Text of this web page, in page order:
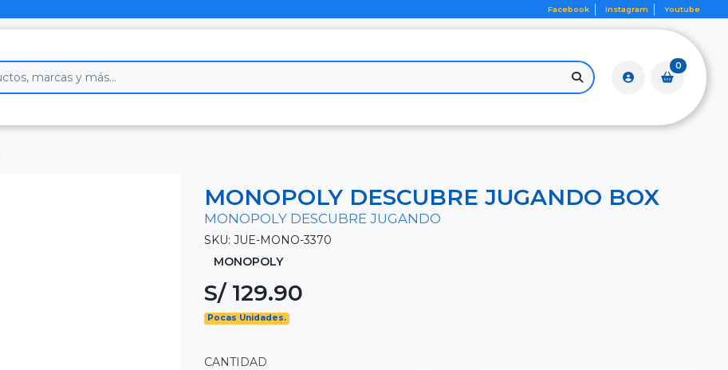
Facebook Instagram Youtube
0
MONOPOLY DESCUBRE JUGANDO BOX
MONOPOLY DESCUBRE JUGANDO
SKU: JUE-MONO-3370
MONOPOLY
S/ 129.90
Pocas Unidades.
CANTIDAD